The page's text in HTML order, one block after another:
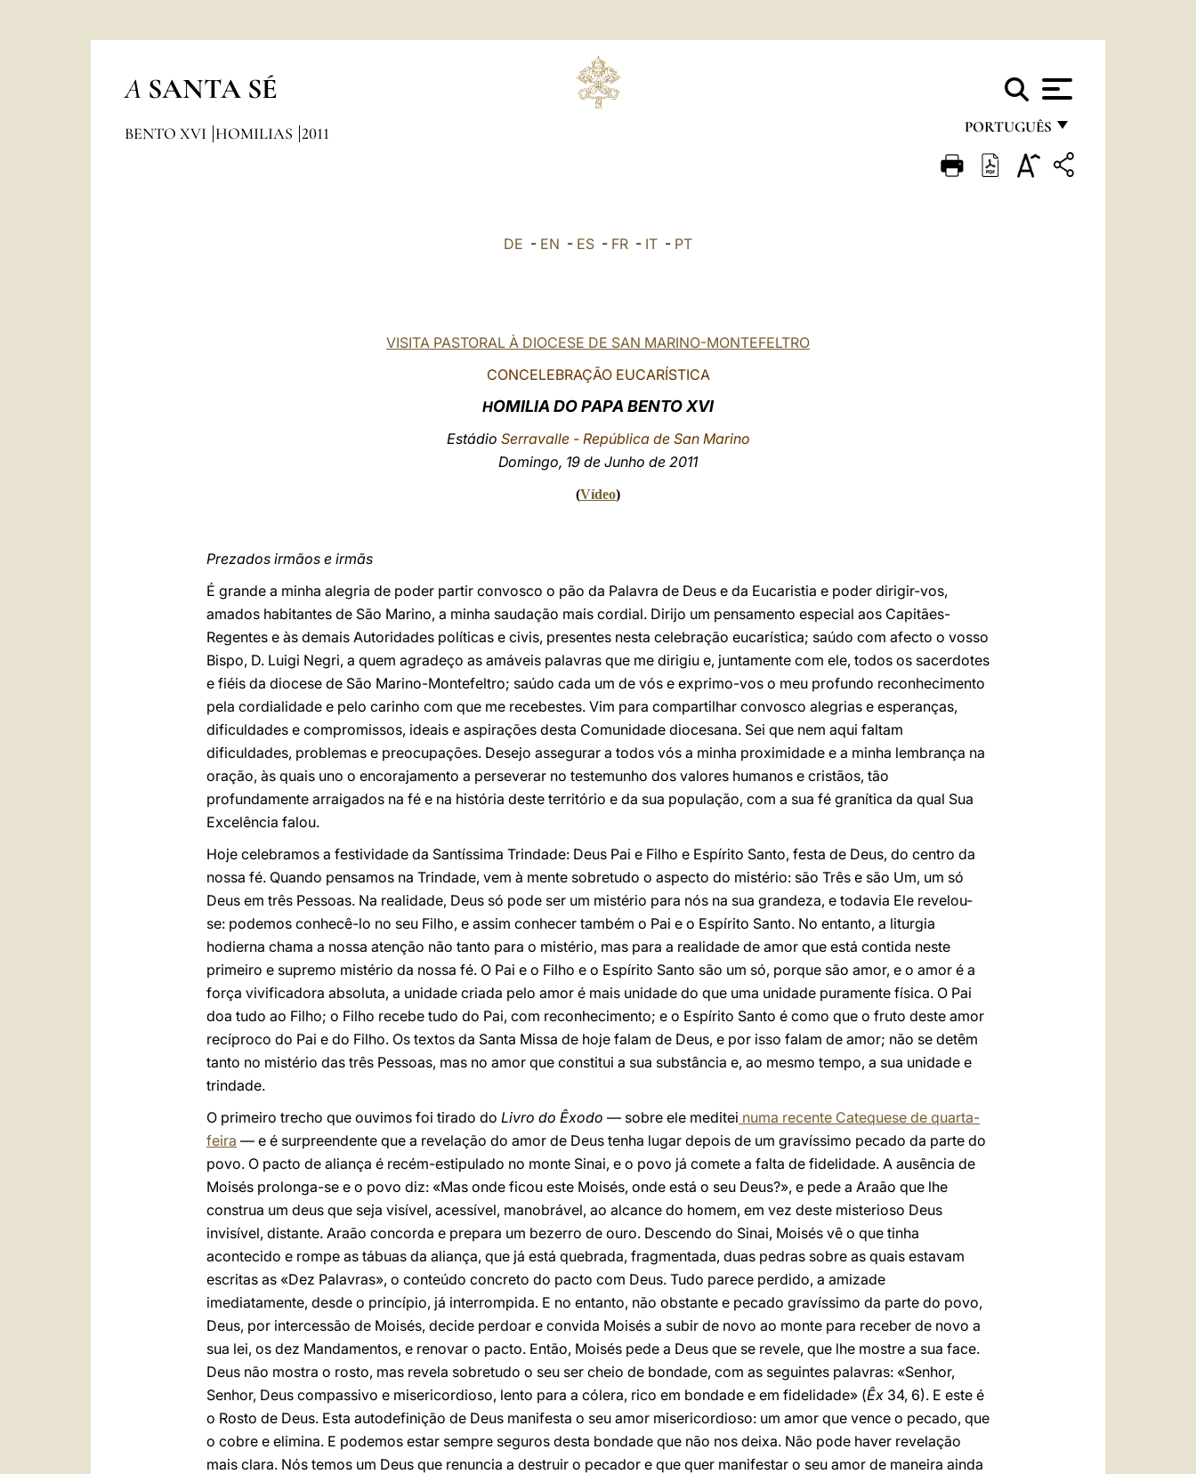
A SANTA SÉ
PORTUGUÊS
FRANÇAIS
BENTO XVI HOMILIAS 2011
DE - EN - ES - FR - IT - PT
VISITA PASTORAL À DIOCESE DE SAN MARINO-MONTEFELTRO
CONCELEBRAÇÃO EUCARÍSTICA
HOMILIA DO PAPA BENTO XVI
Estádio Serravalle - República de San Marino
Domingo, 19 de Junho de 2011
(Vídeo)
Prezados irmãos e irmãs
É grande a minha alegria de poder partir convosco o pão da Palavra de Deus e da Eucaristia e poder dirigir-vos,
amados habitantes de São Marino, a minha saudação mais cordial. Dirijo um pensamento especial aos Capitães-
Regentes e às demais Autoridades políticas e civis, presentes nesta celebração eucarística; saúdo com afecto o vosso
Bispo, D. Luigi Negri, a quem agradeço as amáveis palavras que me dirigiu e, juntamente com ele, todos os sacerdotes
e fiéis da diocese de São Marino-Montefeltro; saúdo cada um de vós e exprimo-vos o meu profundo reconhecimento
pela cordialidade e pelo carinho com que me recebestes. Vim para compartilhar convosco alegrias e esperanças,
dificuldades e compromissos, ideais e aspirações desta Comunidade diocesana. Sei que nem aqui faltam
dificuldades, problemas e preocupações. Desejo assegurar a todos vós a minha proximidade e a minha lembrança na
oração, às quais uno o encorajamento a perseverar no testemunho dos valores humanos e cristãos, tão
profundamente arraigados na fé e na história deste território e da sua população, com a sua fé granítica da qual Sua
Excelência falou.
Hoje celebramos a festividade da Santíssima Trindade: Deus Pai e Filho e Espírito Santo, festa de Deus, do centro da
nossa fé. Quando pensamos na Trindade, vem à mente sobretudo o aspecto do mistério: são Três e são Um, um só
Deus em três Pessoas. Na realidade, Deus só pode ser um mistério para nós na sua grandeza, e todavia Ele revelou-
se: podemos conhecê-lo no seu Filho, e assim conhecer também o Pai e o Espírito Santo. No entanto, a liturgia
hodierna chama a nossa atenção não tanto para o mistério, mas para a realidade de amor que está contida neste
primeiro e supremo mistério da nossa fé. O Pai e o Filho e o Espírito Santo são um só, porque são amor, e o amor é a
força vivificadora absoluta, a unidade criada pelo amor é mais unidade do que uma unidade puramente física. O Pai
doa tudo ao Filho; o Filho recebe tudo do Pai, com reconhecimento; e o Espírito Santo é como que o fruto deste amor
recíproco do Pai e do Filho. Os textos da Santa Missa de hoje falam de Deus, e por isso falam de amor; não se detêm
tanto no mistério das três Pessoas, mas no amor que constitui a sua substância e, ao mesmo tempo, a sua unidade e
trindade.
O primeiro trecho que ouvimos foi tirado do Livro do Êxodo — sobre ele meditei numa recente Catequese de quarta-
feira — e é surpreendente que a revelação do amor de Deus tenha lugar depois de um gravíssimo pecado da parte do
povo. O pacto de aliança é recém-estipulado no monte Sinai, e o povo já comete a falta de fidelidade. A ausência de
Moisés prolonga-se e o povo diz: «Mas onde ficou este Moisés, onde está o seu Deus?», e pede a Araão que lhe
construa um deus que seja visível, acessível, manobrável, ao alcance do homem, em vez deste misterioso Deus
invisível, distante. Araão concorda e prepara um bezerro de ouro. Descendo do Sinai, Moisés vê o que tinha
acontecido e rompe as tábuas da aliança, que já está quebrada, fragmentada, duas pedras sobre as quais estavam
escritas as «Dez Palavras», o conteúdo concreto do pacto com Deus. Tudo parece perdido, a amizade
imediatamente, desde o princípio, já interrompida. E no entanto, não obstante e pecado gravíssimo da parte do povo,
Deus, por intercessão de Moisés, decide perdoar e convida Moisés a subir de novo ao monte para receber de novo a
sua lei, os dez Mandamentos, e renovar o pacto. Então, Moisés pede a Deus que se revele, que lhe mostre a sua face.
Deus não mostra o rosto, mas revela sobretudo o seu ser cheio de bondade, com as seguintes palavras: «Senhor,
Senhor, Deus compassivo e misericordioso, lento para a cólera, rico em bondade e em fidelidade» (Êx 34, 6). E este é
o Rosto de Deus. Esta autodefinição de Deus manifesta o seu amor misericordioso: um amor que vence o pecado, que
o cobre e elimina. E podemos estar sempre seguros desta bondade que não nos deixa. Não pode haver revelação
mais clara. Nós temos um Deus que renuncia a destruir o pecador e que quer manifestar o seu amor de maneira ainda